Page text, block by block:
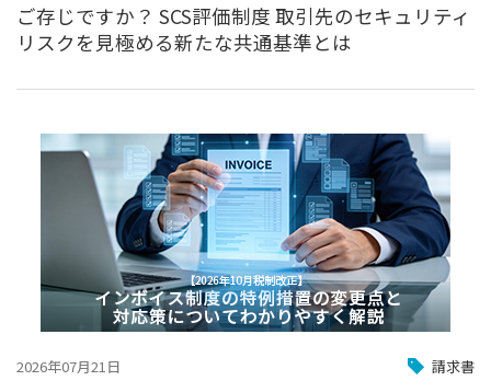
ご存じですか？ SCS評価制度 取引先のセキュリティ
リスクを見極める新たな共通基準とは
2026年07月21日 請求書